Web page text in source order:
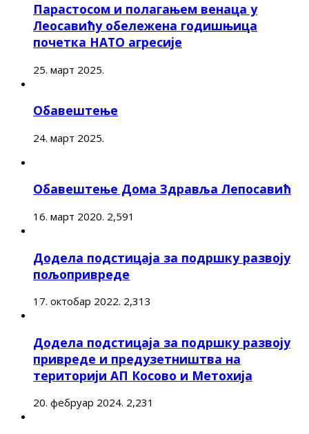
Парастосом и полагањем венаца у
Леосавићу обележена годишњица
почетка НАТО агресије
25. март 2025.
Обавештење
24. март 2025.
Обавештење Дома Здравља Лепосавић
16. март 2020. 2,591
Додела подстицаја за подршку развоју
пољопривреде
17. октобар 2022. 2,313
Додела подстицаја за подршку развоју
привреде и предузетништва на
територији АП Косово и Метохија
20. фебруар 2024. 2,231